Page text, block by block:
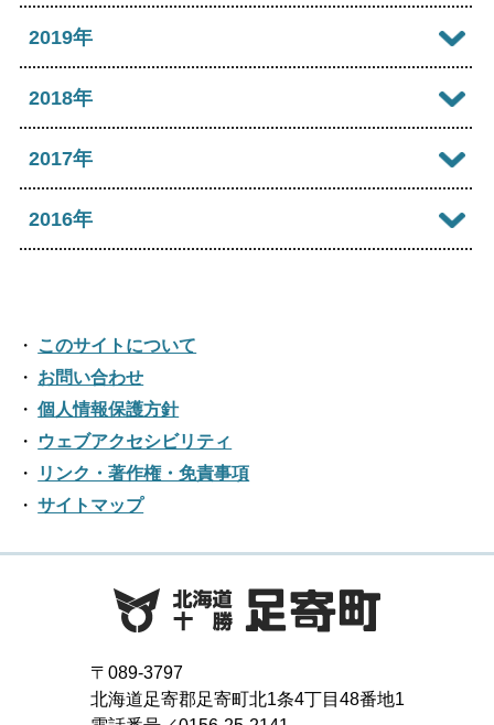
2025年06月
2025年04月
2025年02月
2024年07月
2024年06月
2024年04月
2024年01月
2023年08月
2023年07月
2023年06月
2023年04月
2023年02月
2023年01月
2022年10月
2022年08月
2022年07月
2022年06月
2022年03月
2022年02月
2021年10月
2021年08月
2021年07月
2021年04月
2021年03月
2021年02月
2021年01月
2020年12月
2020年10月
2020年08月
2020年05月
2020年04月
2020年03月
2019年
2019年12月
2019年10月
2019年07月
2019年06月
2019年05月
2019年02月
2019年01月
2018年
2018年12月
2018年10月
2018年08月
2018年07月
2018年06月
2018年05月
2018年04月
2018年03月
2018年01月
2017年
2017年12月
2017年08月
2017年07月
2017年06月
2017年05月
2017年04月
2017年02月
2016年
2016年10月
2016年09月
2016年08月
2016年05月
2016年04月
このサイトについて
お問い合わせ
個人情報保護方針
ウェブアクセシビリティ
リンク・著作権・免責事項
サイトマップ
〒089-3797
北海道足寄郡足寄町北1条4丁目48番地1